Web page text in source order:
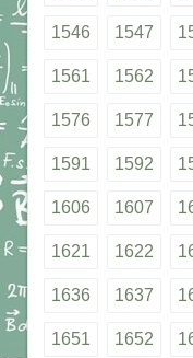
1546 1547
1561 1562
1576 1577
1591 1592
1606 1607
1621 1622
1636 1637
1651 1652